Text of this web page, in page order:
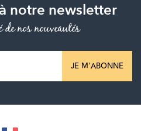
notre newsletter
nos nouveautés
JE M'ABONNE